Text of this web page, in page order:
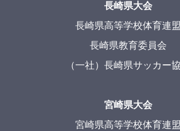
長崎県大会
長崎県高等学校体育連盟
長崎県教育委員会
（一社）長崎県サッカー
宮崎県大会
宮崎県高等学校体育連盟